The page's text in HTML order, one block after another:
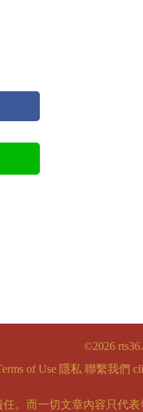
©2026
of Use 隱私 聯繫我們
。而一切文章內容只代表